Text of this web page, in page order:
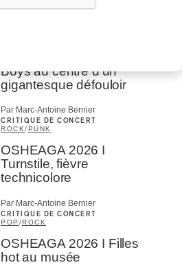
Boys au centre d’un
gigantesque défouloir
Par Marc-Antoine Bernier
CRITIQUE DE CONCERT
ROCK/PUNK
OSHEAGA 2026 I
Turnstile, fièvre
technicolore
Par Marc-Antoine Bernier
CRITIQUE DE CONCERT
POP /ROCK
OSHEAGA 2026 I Filles
hot au musée